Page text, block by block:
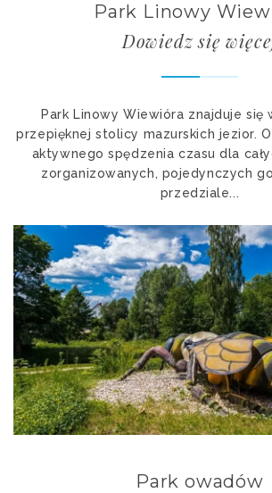
Park Linowy
Dowiedz się
Park Linowy Wiewióra znajduje się
przepięknej stolicy mazurskich jezior.
aktywnego spędzenia czasu dla
zorganizowanych, pojedynczych
przedziale...
Park owadów